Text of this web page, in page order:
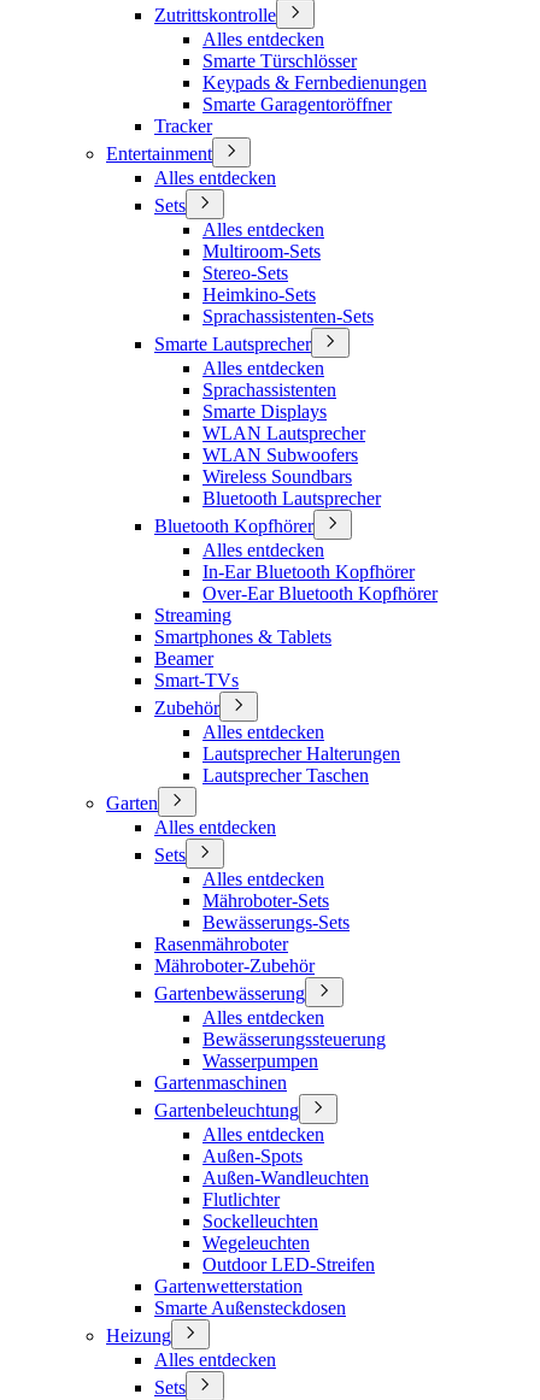
Zutrittskontrolle
Alles entdecken
Smarte Türschlösser
Keypads & Fernbedienungen
Smarte Garagentoröffner
Tracker
Entertainment
Alles entdecken
Sets
Alles entdecken
Multiroom-Sets
Stereo-Sets
Heimkino-Sets
Sprachassistenten-Sets
Smarte Lautsprecher
Alles entdecken
Sprachassistenten
Smarte Displays
WLAN Lautsprecher
WLAN Subwoofers
Wireless Soundbars
Bluetooth Lautsprecher
Bluetooth Kopfhörer
Alles entdecken
In-Ear Bluetooth Kopfhörer
Over-Ear Bluetooth Kopfhörer
Streaming
Smartphones & Tablets
Beamer
Smart-TVs
Zubehör
Alles entdecken
Lautsprecher Halterungen
Lautsprecher Taschen
Garten
Alles entdecken
Sets
Alles entdecken
Mähroboter-Sets
Bewässerungs-Sets
Rasenmähroboter
Mähroboter-Zubehör
Gartenbewässerung
Alles entdecken
Bewässerungssteuerung
Wasserpumpen
Gartenmaschinen
Gartenbeleuchtung
Alles entdecken
Außen-Spots
Außen-Wandleuchten
Flutlichter
Sockelleuchten
Wegeleuchten
Outdoor LED-Streifen
Gartenwetterstation
Smarte Außensteckdosen
Heizung
Alles entdecken
Sets